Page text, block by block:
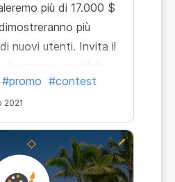
più di 17.000 $
più
nuovi utenti. Invita il
di persone possibile
5 premi principali!
#promo #contest
2021